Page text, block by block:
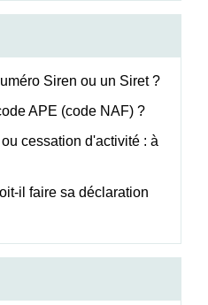
Siren ou un Siret ?
APE (code NAF) ?
cessation d'activité : à
il faire sa déclaration